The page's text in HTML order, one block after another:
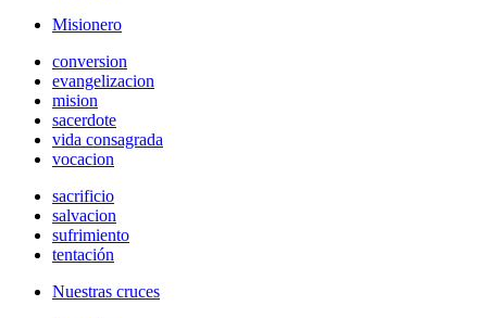
Misionero
conversion
evangelizacion
mision
sacerdote
vida consagrada
vocacion
sacrificio
salvacion
sufrimiento
tentación
Nuestras cruces